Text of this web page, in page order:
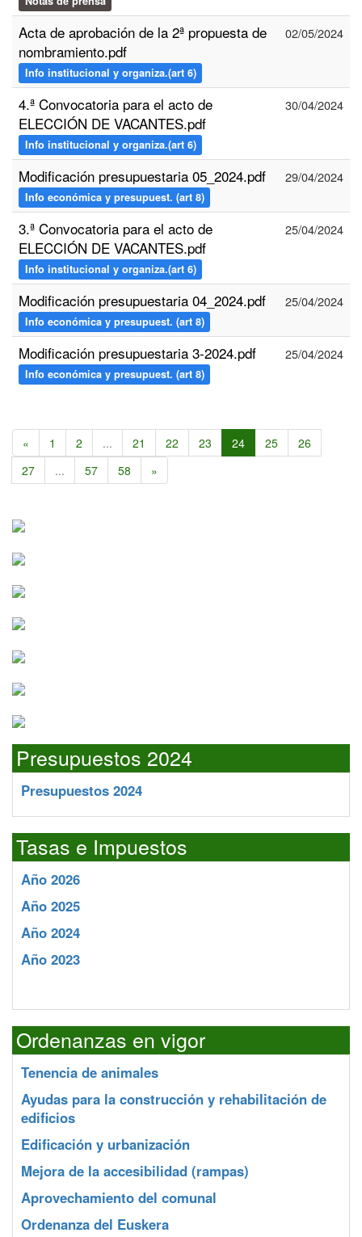
Acta de aprobación de la 2ª propuesta de
nombramiento.pdf
Info institucional y organiza.(art 6)
02/05/2024
4.ª Convocatoria para el acto de
ELECCIÓN DE VACANTES.pdf
Info institucional y organiza.(art 6)
30/04/2024
Modificación presupuestaria 05_2024.pdf
Info económica y presupuest. (art 8)
29/04/2024
3.ª Convocatoria para el acto de
ELECCIÓN DE VACANTES.pdf
Info institucional y organiza.(art 6)
25/04/2024
Modificación presupuestaria 04_2024.pdf
Info económica y presupuest. (art 8)
25/04/2024
Modificación presupuestaria 3-2024.pdf
Info económica y presupuest. (art 8)
25/04/2024
« 1 2 ... 21 22 23 24 25
26
27
... 57 58 »
Presupuestos 2024
Presupuestos 2024
Tasas e Impuestos
Año 2026
Año 2025
Año 2024
Año 2023
Ordenanzas en vigor
Tenencia de animales
Ayudas para la construcción y rehabilitación de
edificios
Edificación y urbanización
Mejora de la accesibilidad (rampas)
Aprovechamiento del comunal
Ordenanza del Euskera